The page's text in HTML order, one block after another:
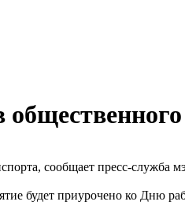
сообщает пресс-служба
будет приурочено ко Дню